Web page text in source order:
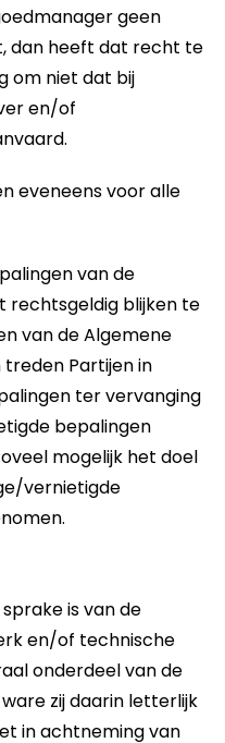
geen
dan heeft dat recht te
om niet dat bij
en/of
eveneens voor alle
van de
rechtsgeldig blijken te
van de Algemene
Partijen in
ter vervanging
bepalingen
mogelijk het doel
vernietigde
sprake is van de
en/of technische
onderdeel van de
zij daarin letterlijk
in achtneming van